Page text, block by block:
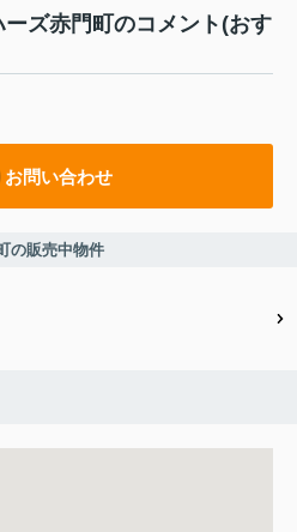
ズ赤門町のコメント(おす
お問い合わせ
の販売中物件